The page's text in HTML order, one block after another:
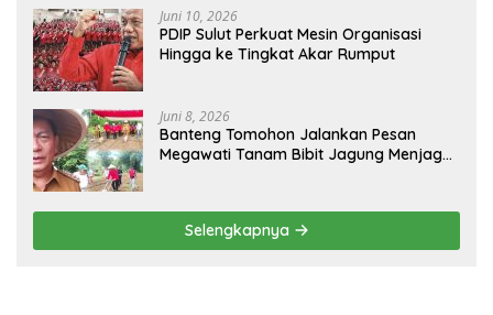
Juni 10, 2026
PDIP Sulut Perkuat Mesin Organisasi
Hingga ke Tingkat Akar Rumput
Juni 8, 2026
Banteng Tomohon Jalankan Pesan
Megawati Tanam Bibit Jagung Menjaga
Selengkapnya